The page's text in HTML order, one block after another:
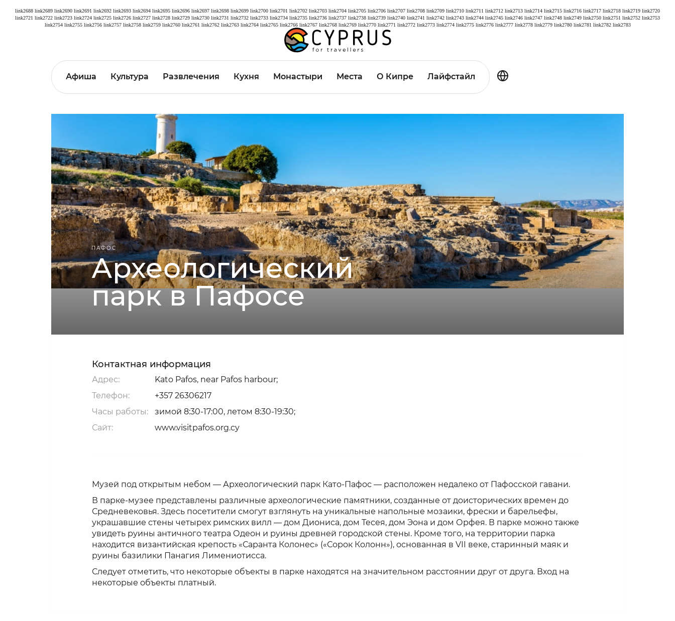
link2688 link2689 link2690 link2691 link2692 link2693 link2694 link2695 link2696 link2697 link2698 link2699 link2700 link2701 link2702 link2703 link2704 link2705 link2706 link2707 link2708 link2709 link2710 link2711 link2712 link2713 link2714 link2715 link2716 link2717 link2718 link2719 link2720
link2721 link2722 link2723 link2724 link2725 link2726 link2727 link2728 link2729 link2730 link2731 link2732 link2733 link2734 link2735 link2736 link2737 link2738 link2739 link2740 link2741 link2742 link2743 link2744 link2745 link2746 link2747 link2748 link2749 link2750 link2751 link2752 link2753
link2754 link2755 link2756 link2757 link2758 link2759 link2760 link2761 link2762 link2763 link2764 link2765 link2766 link2767 link2768 link2769 link2770 link2771 link2772 link2773 link2774 link2775 link2776 link2777 link2778 link2779 link2780 link2781 link2782 link2783
Афиша Культура Развлечения Кухня Монастыри Места О Кипре Лайфстайл
ПАФОС
Археологический
парк в Пафосе
Контактная информация
Адрес:
Kato Pafos, near Pafos harbour;
Телефон:
+357 26306217
Часы работы:
зимой 8:30-17:00, летом 8:30-19:30;
Сайт:
www.visitpafos.org.cy
Музей под открытым небом — Археологический парк Като-Пафос — расположен недалеко от Пафосской гавани.
В парке-музее представлены различные археологические памятники, созданные от доисторических времен до
Средневековья. Здесь посетители смогут взглянуть на уникальные напольные мозаики, фрески и барельефы,
украшавшие стены четырех римских вилл — дом Диониса, дом Тесея, дом Эона и дом Орфея. В парке можно также
увидеть руины античного театра Одеон и руины древней городской стены. Кроме того, на территории парка
находится византийская крепость «Саранта Колонес» («Сорок Колонн»), основанная в VII веке, старинный маяк и
руины базилики Панагия Лимениотисса.
Следует отметить, что некоторые объекты в парке находятся на значительном расстоянии друг от друга. Вход на
некоторые объекты платный.